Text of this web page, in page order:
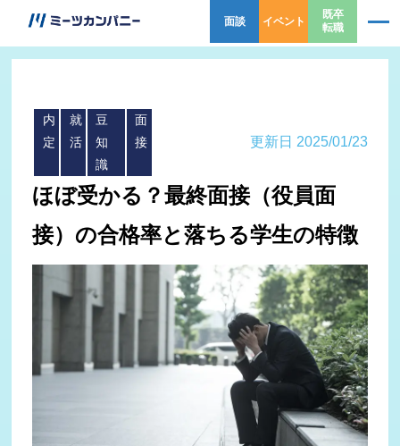
面談 イベント
既卒
転職
内
定
就
活
豆
知
識
面
接
更新日 2025/01/23
ほぼ受かる？最終面接（役員面
接）の合格率と落ちる学生の特徴